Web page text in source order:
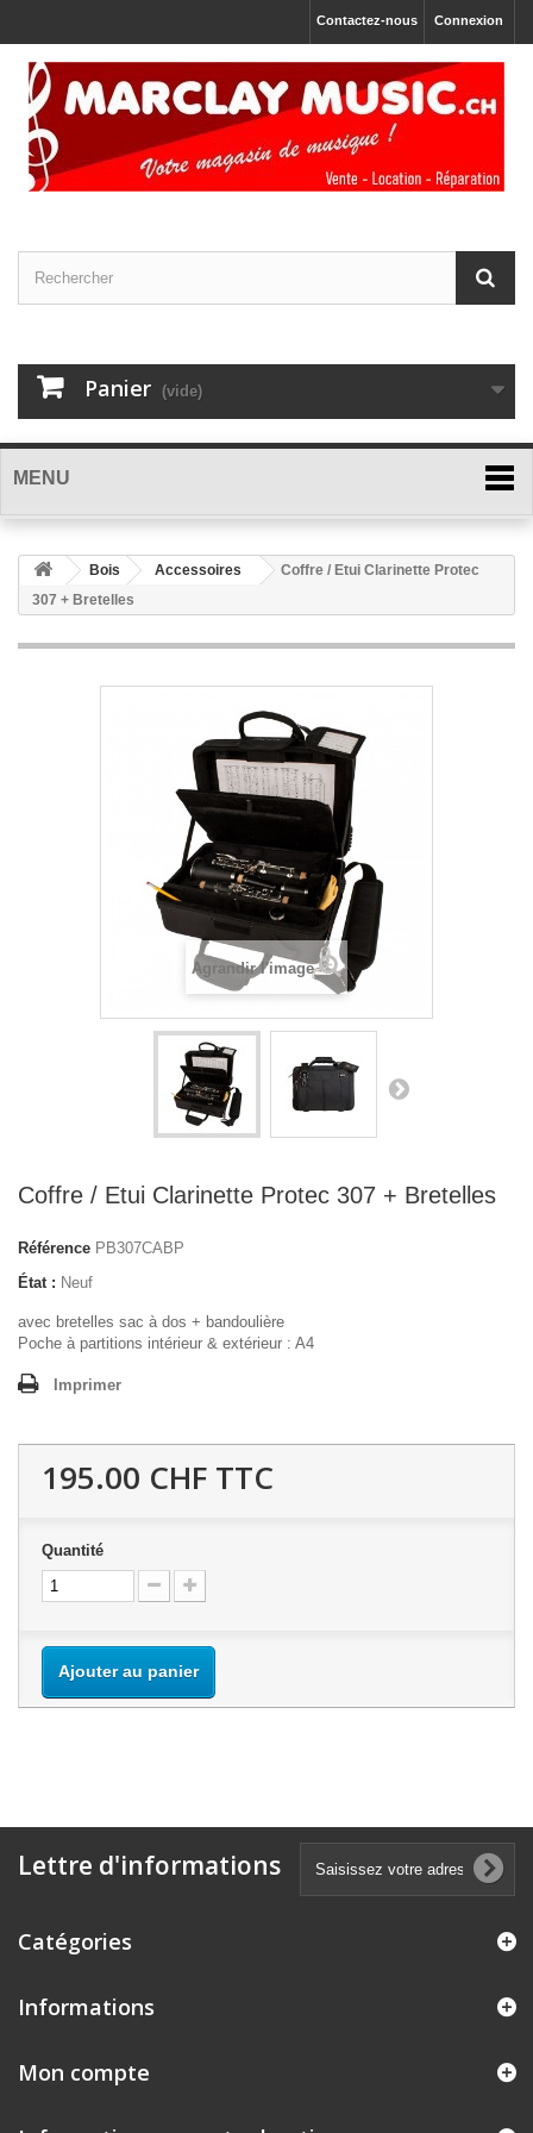
Connexion
Contactez-nous
Panier (vide)
MENU
Bois Accessoires
Coffre / Etui Clarinette Protec
307 + Bretelles
Agrandir l'image
Coffre / Etui Clarinette Protec 307 + Bretelles
Référence PB307CABP
État : Neuf
avec bretelles sac à dos + bandoulière
Poche à partitions intérieur & extérieur : A4
Imprimer
195.00 CHF TTC
Quantité
Ajouter au panier
Lettre d'informations
Catégories
Informations
Mon compte